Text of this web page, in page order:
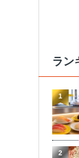
ラン
1
2